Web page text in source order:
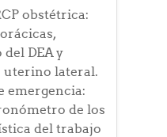
obstétrica:
DEA y
uterino lateral.
emergencia:
de los
del trabajo